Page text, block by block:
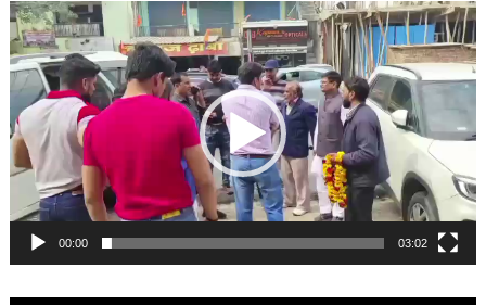
Video
Player
00:00 03:02